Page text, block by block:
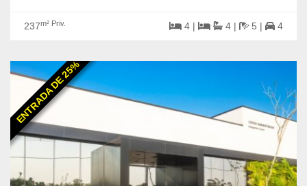
237m² Priv. 4 | 4 | 5 | 4
ENTRADA DE 25%